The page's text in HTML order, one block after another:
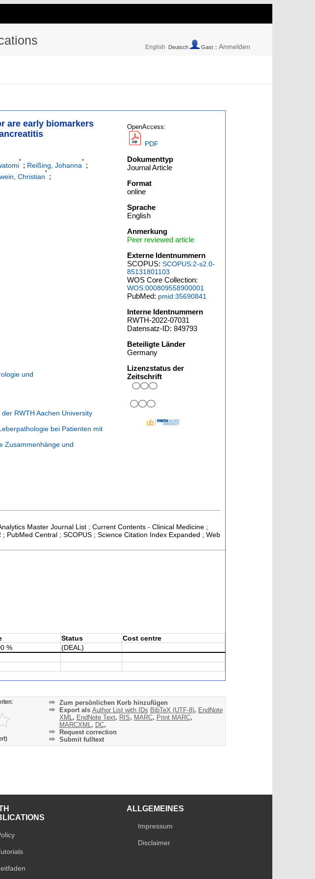
English Deutsch Gast :: Anmelden
are early biomarkers
*
; Reißing, Johanna
*
;
Christian
*
;
und
RWTH Aachen University
bei Patienten mit
Zusammenhänge und
OpenAccess:
PDF
Dokumenttyp
Journal Article
Format
online
Sprache
English
Anmerkung
Peer reviewed article
Externe Identnummern
SCOPUS:SCOPUS:2-s2.0-
85131801103
WOS Core Collection:
WOS:000809558900001
PubMed: pmid:35690841
Interne Identnummern
RWTH-2022-07031
Datensatz-ID: 849793
Beteiligte Länder
Germany
Lizenzstatus der
Zeitschrift
Master Journal List ; Current Contents - Clinical Medicine ;
PubMed Central ; SCOPUS ; Science Citation Index Expanded ; Web
Status
Cost centre
%
(DEAL)
Zum persönlichen Korb hinzufügen
Export als Author List with IDs BibTeX (UTF-8), EndNote
XML, EndNote Text, RIS, MARC, Print MARC,
MARCXML, DC,
Request correction
Submit fulltext
ALLGEMEINES
Impressum
Disclaimer